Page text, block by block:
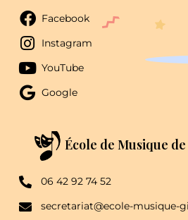
Facebook
Instagram
YouTube
Google
École de Musique
06 42 92 74 52
secretariat@ecole-musique-